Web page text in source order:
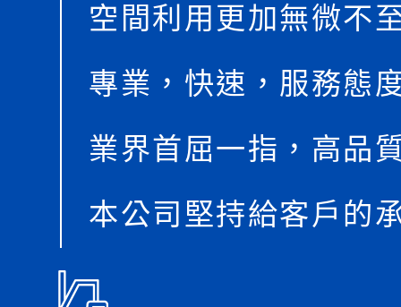
空間利用更加無微不
專業，快速，服務態
業界首屈一指，高品
本公司堅持給客戶的